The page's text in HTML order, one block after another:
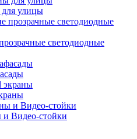
улицы
светодиодные
Видео-стойки